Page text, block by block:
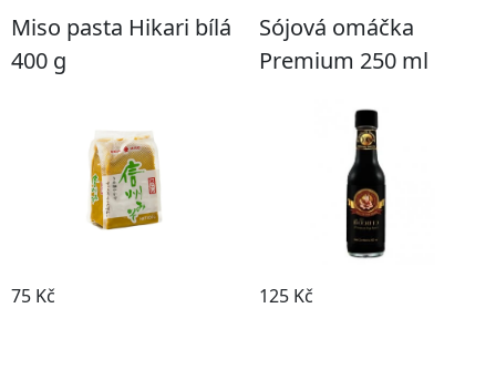
Miso pasta Hikari bílá
400 g
75 Kč
Sójová omáčka
Premium 250 ml
125 Kč